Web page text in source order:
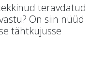
teravdatud
On siin nüüd
tähtkujusse